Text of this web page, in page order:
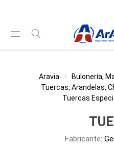
Aravia
Bulonería,
Tuercas, Arandelas,
Tuercas
Fabricante: